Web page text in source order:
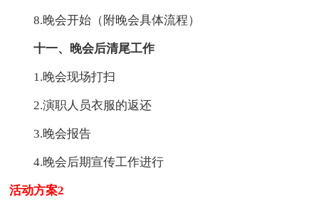
8.晚会开始（附晚会具体流程）
十一、晚会后清尾工作
1.晚会现场打扫
2.演职人员衣服的返还
3.晚会报告
4.晚会后期宣传工作进行
活动方案2